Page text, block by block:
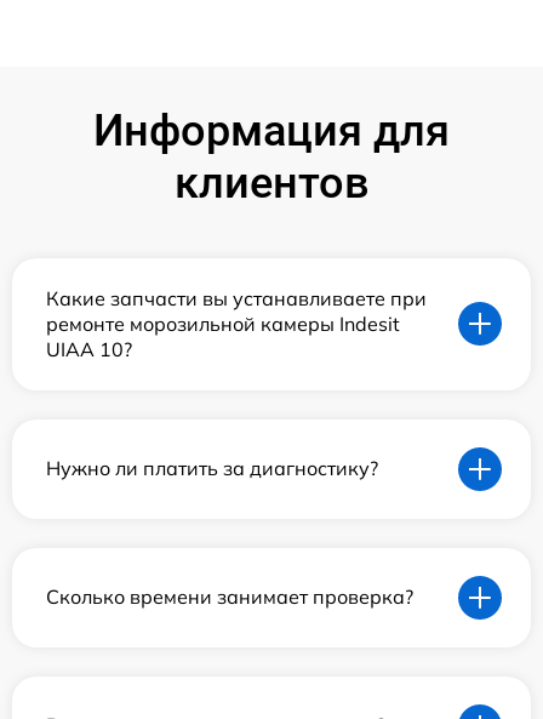
Информация для
клиентов
Какие запчасти вы устанавливаете при
ремонте морозильной камеры Indesit
UIAA 10?
Нужно ли платить за диагностику?
Сколько времени занимает проверка?